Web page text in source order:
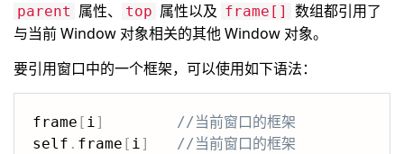
parent 属性、 top 属性以及 frame[]
数组都引用了
与当前 Window 对象相关的其他 Window 对象。
要引用窗口中的一个框架，可以使用如下语法：
frame [ i]
//当前窗口的框架
self . frame [ i]
//当前窗口的框架